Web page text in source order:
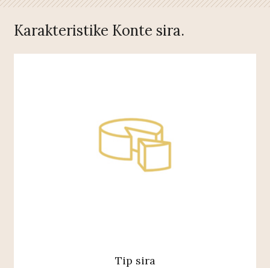
Karakteristike Konte sira.
Tip sira